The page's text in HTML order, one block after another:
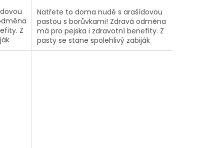
Z
Natřete to doma nudě s arašídovou
pastou s borůvkami! Zdravá odměna
má pro pejska i zdravotní benefity. Z
pasty se stane spolehlivý zabiják
nudy nejlépe v kombinaci s lízací